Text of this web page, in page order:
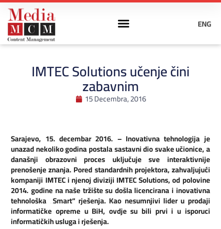
ENG
IMTEC Solutions učenje čini
zabavnim
15 Decembra, 2016
Sarajevo, 15. decembar 2016. – Inovativna tehnologija je
unazad nekoliko godina postala sastavni dio svake učionice, a
današnji obrazovni proces uključuje sve interaktivnije
prenošenje znanja. Pored standardnih projektora, zahvaljujući
kompaniji IMTEC i njenoj diviziji IMTEC Solutions, od polovine
2014. godine na naše tržište su došla licencirana i inovativna
tehnološka „Smart“ rješenja. Kao nesumnjivi lider u prodaji
informatičke opreme u BiH, ovdje su bili prvi i u isporuci
informatičkih usluga i rješenja.